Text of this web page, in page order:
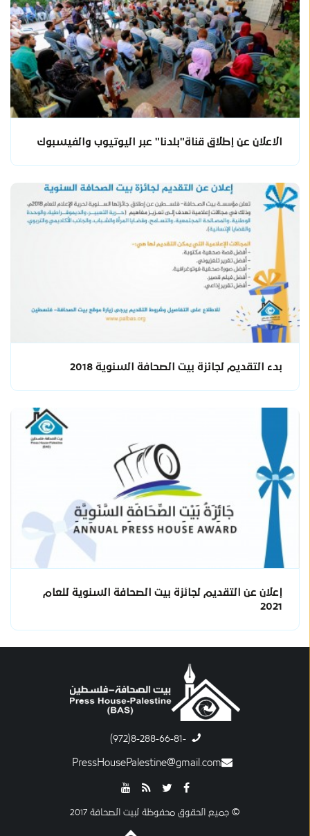
الاعلان عن إطلاق قناة"بلدنا" عبر اليوتيوب والفيسبوك
بدء التقديم لجائزة بيت الصحافة السنوية 2018
إعلان عن التقديم لجائزة بيت الصحافة السنوية للعام
2021
-8-288-66-81(972)
PressHousePalestine@gmail.com
© جميع الحقوق محفوظة لبيت الصحافة 2017